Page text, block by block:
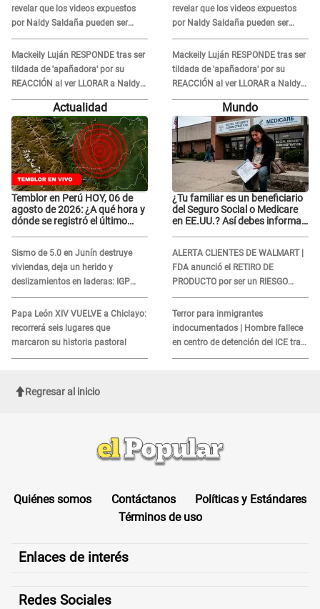
revelar que los videos expuestos
por Naldy Saldaña pueden ser
EDITADOS: "Yo tengo sus dos
visitas..."
Mackeily Luján RESPONDE tras ser
tildada de 'apañadora' por su
REACCIÓN al ver LLORAR a Naldy
Saldaña tras acoso: "No sabía la
revelar que los videos expuestos
por Naldy Saldaña pueden ser
EDITADOS: "Yo tengo sus dos
visitas..."
Mackeily Luján RESPONDE tras ser
tildada de 'apañadora' por su
REACCIÓN al ver LLORAR a Naldy
Saldaña tras acoso: "No sabía la
Actualidad
Temblor en Perú HOY, 06 de
agosto de 2026: ¿A qué hora y
dónde se registró el último
Sismo de 5.0 en Junín destruye
viviendas, deja un herido y
deslizamientos en laderas: IGP
alerta sobre posibles réplicas
Papa León XIV VUELVE a Chiclayo:
recorrerá seis lugares que
marcaron su historia pastoral
Mundo
¿Tu familiar es un beneficiario
del Seguro Social o Medicare
en EE.UU.? Así debes informar
ALERTA CLIENTES DE WALMART |
FDA anunció el RETIRO DE
PRODUCTO por ser un RIESGO
MORTAL para consumidores: ¿Cuál
es?
Terror para inmigrantes
indocumentados | Hombre fallece
en centro de detención del ICE tras
sufrir una "emergencia médica"
Regresar al inicio
Quiénes somos Contáctanos
Políticas y Estándares
Términos de uso
Enlaces de interés
Redes Sociales